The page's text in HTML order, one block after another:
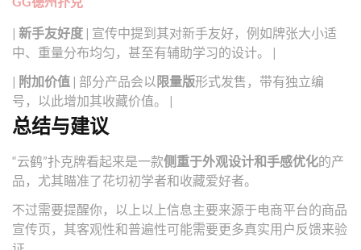
| 新手友好度 | 宣传中提到其对新手友好，例如牌张大小适
中、重量分布均匀，甚至有辅助学习的设计。 |
| 附加价值 | 部分产品会以 限量版形式发售，带有独立编
号，以此增加其收藏价值。 |
总结与建议
“云鹤”扑克牌看起来是一款侧重于外观设计和手感优化的产
品，尤其瞄准了花切初学者和收藏爱好者。
不过需要提醒你，以上以上信息主要来源于电商平台的商品
宣传页，其客观性和普遍性可能需要更多真实用户反馈来验